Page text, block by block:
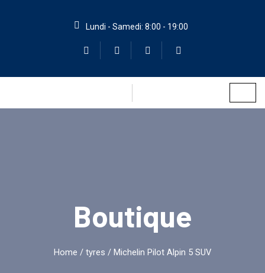
Lundi - Samedi: 8:00 - 19:00
Boutique
Home / tyres / Michelin Pilot Alpin 5 SUV